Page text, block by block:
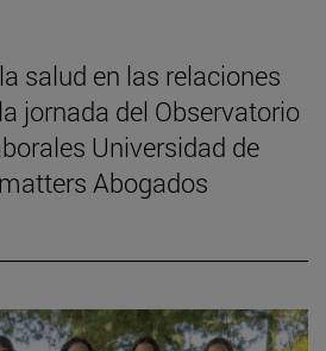
salud en las relaciones
jornada del Observatorio
Universidad de
Abogados